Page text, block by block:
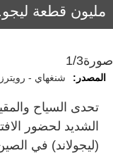
مليون قطعة ليجو.
صورة1/3
المصدر: شنغهاي - رويترز
تحدى السياح
الشديد لحضور
(ليجولاند) في